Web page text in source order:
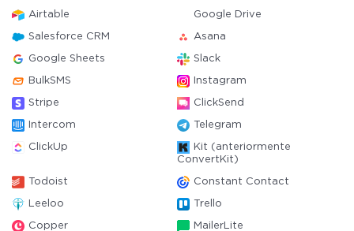
Airtable Google Drive
Salesforce CRM Asana
Google Sheets Slack
BulkSMS Instagram
Stripe ClickSend
Intercom Telegram
ClickUp
Kit (anteriormente
ConvertKit)
Todoist Constant Contact
Leeloo Trello
Copper MailerLite